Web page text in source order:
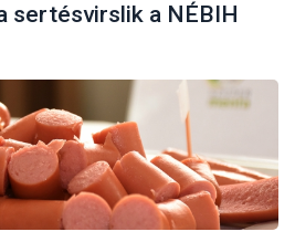
sertésvirslik a NÉBIH